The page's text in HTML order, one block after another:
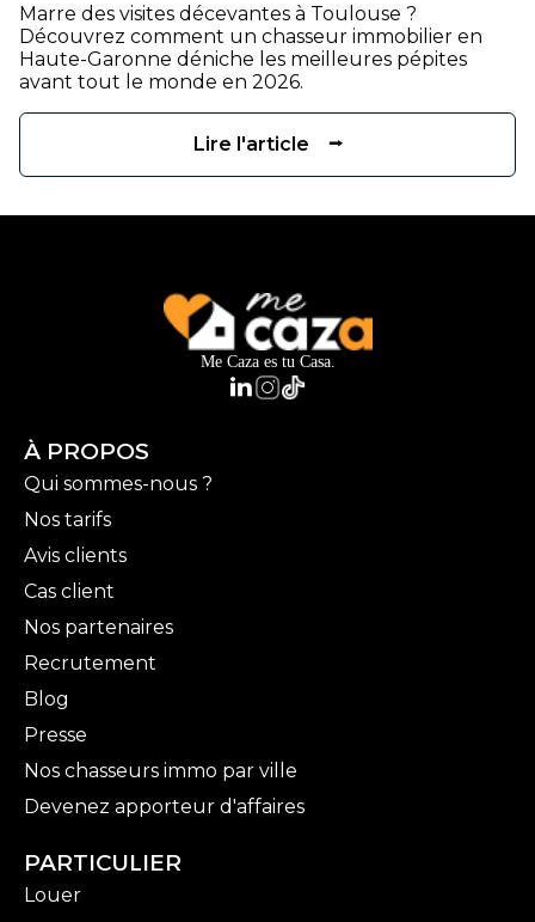
Marre des visites décevantes à Toulouse ?
Découvrez comment un chasseur immobilier en
Haute-Garonne déniche les meilleures pépites
avant tout le monde en 2026.
Lire l'article ⭢
Me Caza es tu Casa.
À PROPOS
Qui sommes-nous ?
Nos tarifs
Avis clients
Cas client
Nos partenaires
Recrutement
Blog
Presse
Nos chasseurs immo par ville
Devenez apporteur d'affaires
PARTICULIER
Louer